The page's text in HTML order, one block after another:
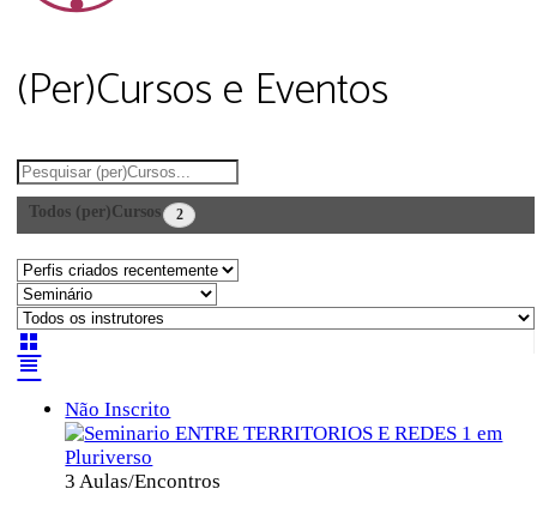
(Per)Cursos e Eventos
Buscar
Todos (per)Cursos 2
Não Inscrito
3 Aulas/Encontros